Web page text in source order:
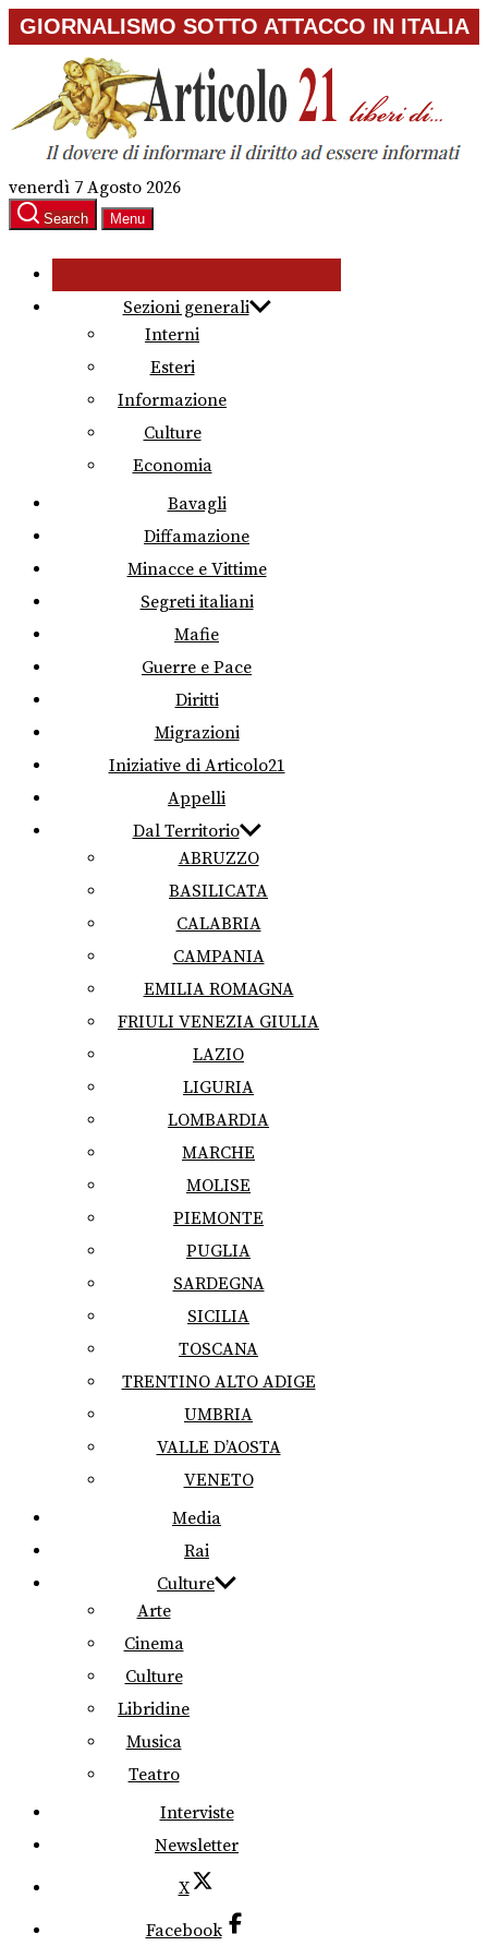
Skip
to
content
GIORNALISMO SOTTO ATTACCO IN ITALIA
venerdì 7 Agosto 2026
Search Menu
Sezioni generali
Interni
Esteri
Informazione
Culture
Economia
Bavagli
Diffamazione
Minacce e Vittime
Segreti italiani
Mafie
Guerre e Pace
Diritti
Migrazioni
Iniziative di Articolo21
Appelli
Dal Territorio
ABRUZZO
BASILICATA
CALABRIA
CAMPANIA
EMILIA ROMAGNA
FRIULI VENEZIA GIULIA
LAZIO
LIGURIA
LOMBARDIA
MARCHE
MOLISE
PIEMONTE
PUGLIA
SARDEGNA
SICILIA
TOSCANA
TRENTINO ALTO ADIGE
UMBRIA
VALLE D’AOSTA
VENETO
Media
Rai
Culture
Arte
Cinema
Culture
Libridine
Musica
Teatro
Interviste
Newsletter
X
Facebook